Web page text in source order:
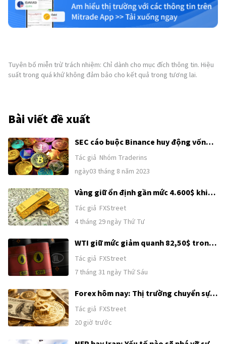
Tuyên bố miễn trừ trách nhiệm: Chỉ dành cho mục đích thông tin. Hiệu
suất trong quá khứ không đảm bảo cho kết quả trong tương lai.
Bài viết đề xuất
SEC cáo buộc Binance huy động vốn
trái phép, thị trường Crypto chao đảo
đầu tuần
Tác giả Nhóm Traderins
ngày03 tháng 8 năm 2023
Vàng giữ ổn định gần mức 4.600$ khi
quyết định lãi suất của Fed sắp công
bố
Tác giả FXStreet
4 tháng 29 ngày Thứ Tư
WTI giữ mức giảm quanh 82,50$ trong
bối cảnh hy vọng ngoại giao Mỹ-Iran
được khơi lại
Tác giả FXStreet
7 tháng 31 ngày Thứ Sáu
Forex hôm nay: Thị trường chuyển sự
chú ý từ Trung Đông sang Bảng lương
phi nông nghiệp của Mỹ
Tác giả FXStreet
20 giờ trước